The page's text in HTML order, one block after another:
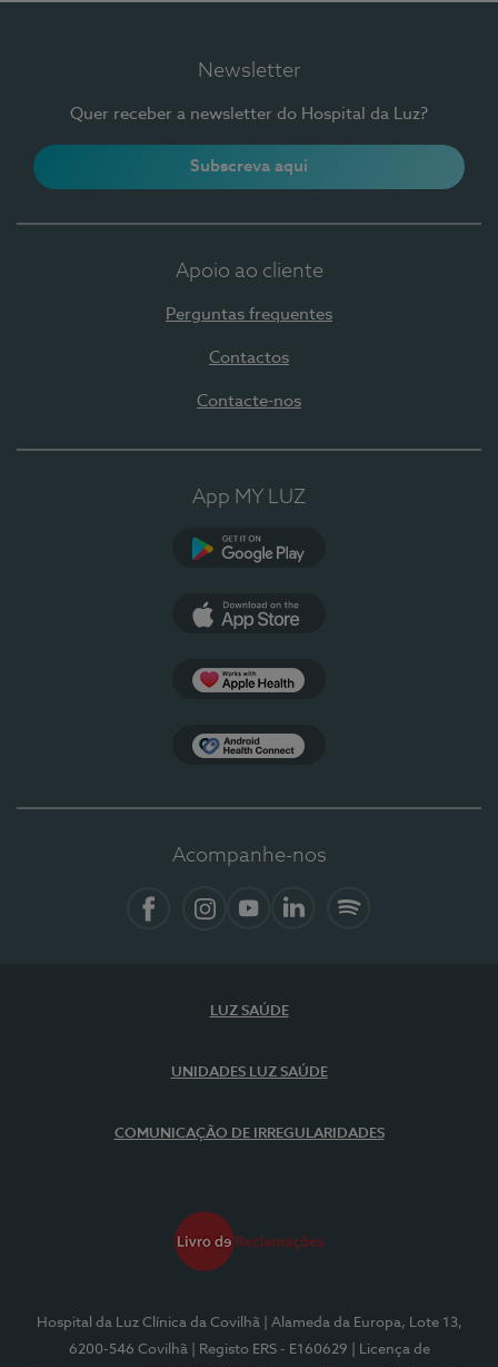
Newsletter
Quer receber a newsletter do Hospital da Luz?
Subscreva aqui
Apoio ao cliente
Perguntas frequentes
Contactos
Contacte-nos
App MY LUZ
Acompanhe-nos
LUZ SAÚDE
UNIDADES LUZ SAÚDE
COMUNICAÇÃO DE IRREGULARIDADES
Hospital da Luz Clínica da Covilhã
| Alameda da Europa, Lote 13,
6200-546 Covilhã
| Registo ERS - E160629
| Licença de